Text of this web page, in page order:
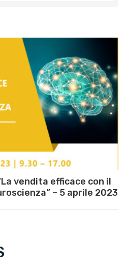
vendita efficace con il
– 5 aprile 2023